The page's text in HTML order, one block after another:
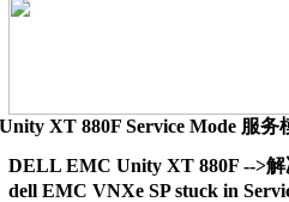
XT 880F Service Mode 服
DELL EMC Unity XT 880F -->解
dell EMC VNXe SP stuck in